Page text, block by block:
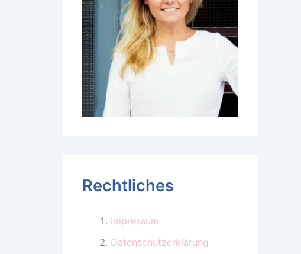
Rechtliches
Impressum
Datenschutzerklärung